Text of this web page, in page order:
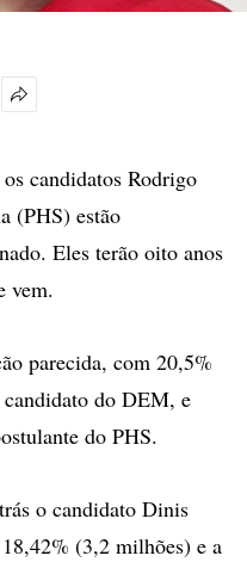
compartilhamento
candidatos Rodrigo
(PHS) estão
Eles terão oito anos
vem.
parecida, com 20,5%
do DEM, e
do PHS.
o candidato Dinis
(3,2 milhões) e a